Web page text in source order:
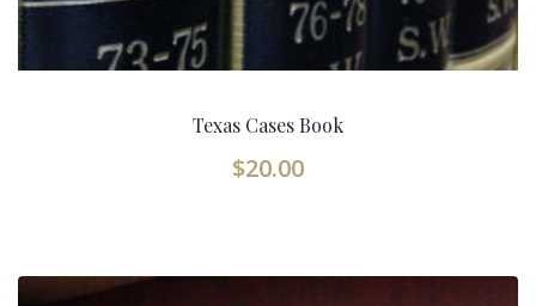
Texas Cases Book
$20.00